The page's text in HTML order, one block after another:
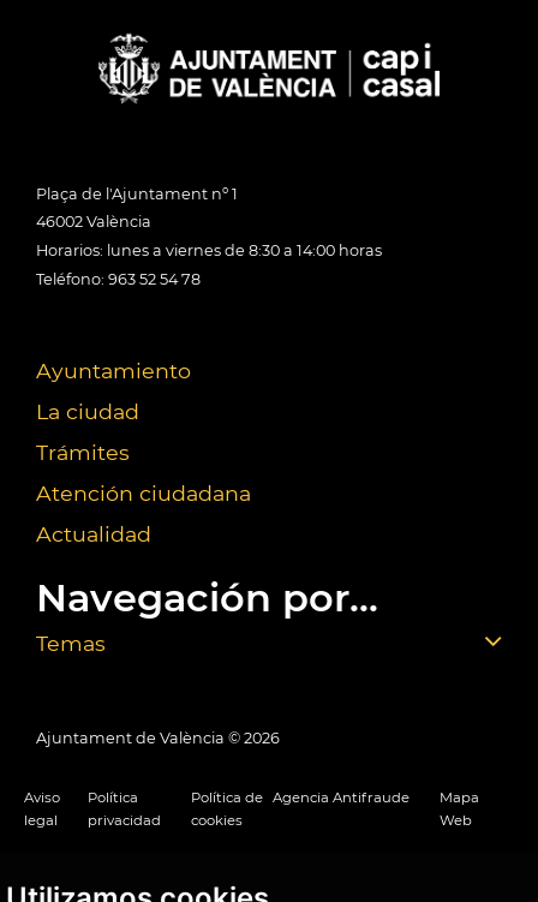
Plaça de l'Ajuntament nº 1
46002 València
Horarios: lunes a viernes de 8:30 a 14:00 horas
Teléfono: 963 52 54 78
Ayuntamiento
La ciudad
Trámites
Atención ciudadana
Actualidad
Navegación por...
Temas
Ajuntament de València © 2026
Aviso
legal
Política
privacidad
Política de
cookies
Agencia Antifraude
Mapa
Web